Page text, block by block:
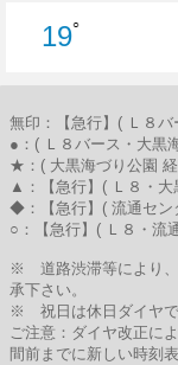
19○
無印：【急行】( Ｌ８
●：( Ｌ８バース・大黒
★：( 大黒海づり公園
▲：【急行】( Ｌ８・大
◆：【急行】( 流通セン
○：【急行】( Ｌ８・流
※ 道路渋滞等により、
承下さい。
※ 祝日は休日ダイヤで
ご注意：ダイヤ改正に
間前までに新しい時刻